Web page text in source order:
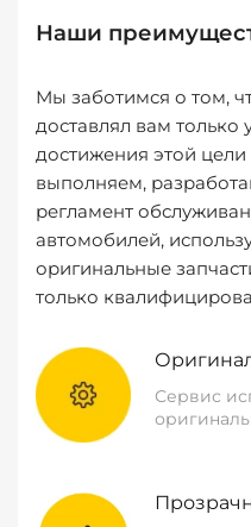
Наши
Мы заботимся о том,
доставлял вам только
достижения этой
выполняем,
регламент
автомобилей,
оригинальные
только
Сервис